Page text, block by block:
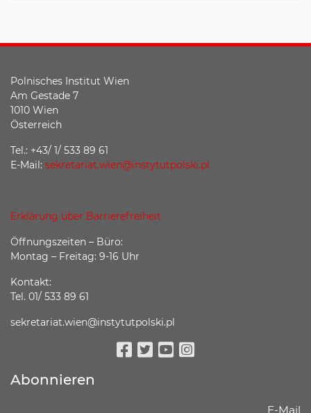
Polnisches Institut Wien
Am Gestade 7
1010 Wien
Österreich
Tel.: +43/ 1/ 533 89 61
E-Mail: sekretariat.wien@instytutpolski.pl
Erklärung über Barrierefreiheit
Öffnungszeiten – Büro:
Montag – Freitag: 9-16 Uhr
Kontakt:
Tel. 01/ 533 89 61
sekretariat.wien@instytutpolski.pl
Abonnieren